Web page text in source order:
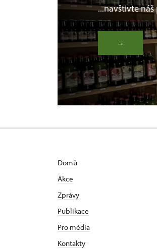
...navštivte
→
Domů
Akce
Zprávy
Publikace
Pro média
Kontakty